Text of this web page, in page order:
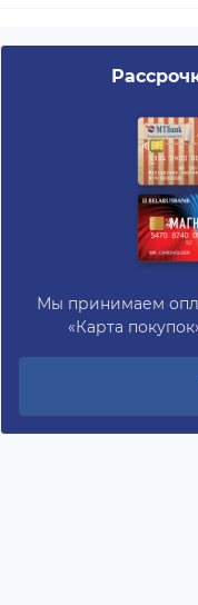
Мы принимаем
«Карта